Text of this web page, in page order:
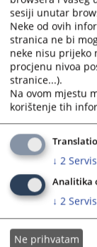
sesiji unutar
Neke od ovih
stranica ne bi
neke nisu prijeko
procjenu nivoa
stranice...).
Na ovom mjestu
korištenje tih
↓ 2
Analitika
↓ 2
Ne prihvatam